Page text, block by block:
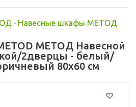
- Навесные шкафы МЕТОД
МЕТОД Навесной
2дверцы - белый/
80x60 см